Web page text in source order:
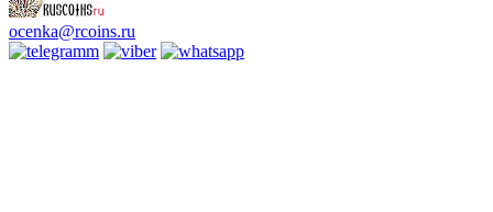
ocenka@rcoins.ru